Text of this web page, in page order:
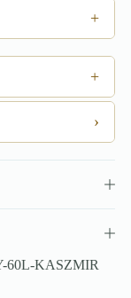
+
+
›
60L-KASZMIR